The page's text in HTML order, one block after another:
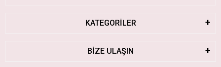
KATEGORİLER
BİZE ULAŞIN